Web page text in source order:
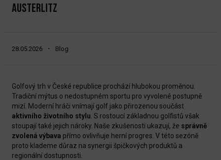
AUSTERLITZ
28.05.2026 Blog
Golfový trh v České republice prochází hlubokou proměnou.
Tradiční mýtus o nedostupném sportu pro vyvolené postupně
mizí. Moderní hráči vnímají golf jako přirozenou součást
aktivního životního stylu . S rostoucí základnou golfistů však
stoupají také jejich nároky. Naše zkušenosti ukazují, že správně
zvolená výbava přímo ovlivňuje herní progres. V této sezóně
proto klademe důraz na synergii špičkových produktů a
regionální dostupnosti.